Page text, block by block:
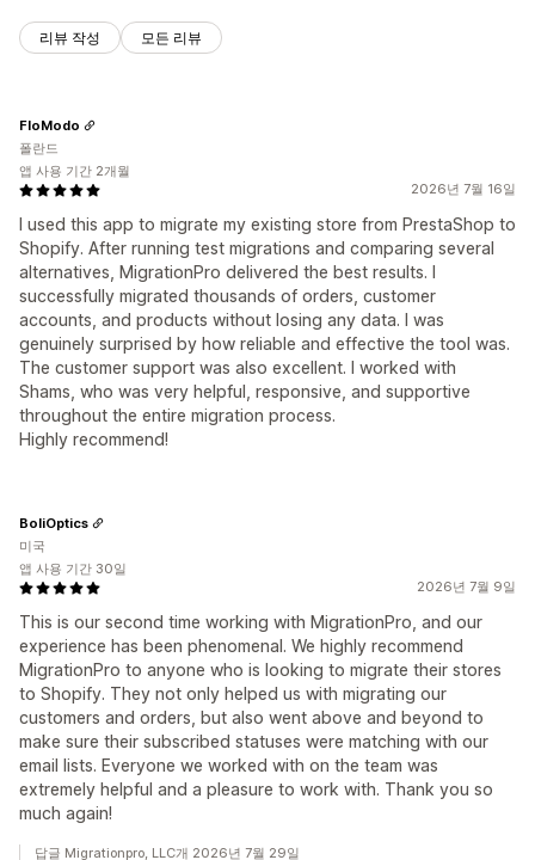
리뷰 작성 모든 리뷰
2026년 7월 16일
I used this app to migrate my existing store from PrestaShop to
Shopify. After running test migrations and comparing several
alternatives, MigrationPro delivered the best results. I
successfully migrated thousands of orders, customer
accounts, and products without losing any data. I was
genuinely surprised by how reliable and effective the tool was.
The customer support was also excellent. I worked with
Shams, who was very helpful, responsive, and supportive
throughout the entire migration process.
Highly recommend!
FloModo
폴란드
앱 사용 기간 2개월
2026년 7월 9일
This is our second time working with MigrationPro, and our
experience has been phenomenal. We highly recommend
MigrationPro to anyone who is looking to migrate their stores
to Shopify. They not only helped us with migrating our
customers and orders, but also went above and beyond to
make sure their subscribed statuses were matching with our
email lists. Everyone we worked with on the team was
extremely helpful and a pleasure to work with. Thank you so
much again!
BoliOptics
미국
앱 사용 기간 30일
답글 Migrationpro, LLC개 2026년 7월 29일